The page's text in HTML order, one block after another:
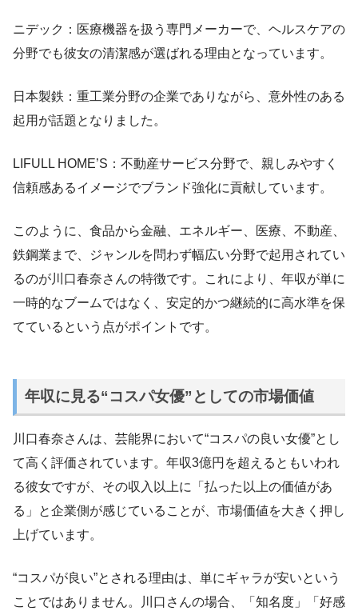
ニデック：医療機器を扱う専門メーカーで、ヘルスケアの
分野でも彼女の清潔感が選ばれる理由となっています。
日本製鉄：重工業分野の企業でありながら、意外性のある
起用が話題となりました。
LIFULL HOME’S：不動産サービス分野で、親しみやすく
信頼感あるイメージでブランド強化に貢献しています。
このように、食品から金融、エネルギー、医療、不動産、
鉄鋼業まで、ジャンルを問わず幅広い分野で起用されてい
るのが川口春奈さんの特徴です。これにより、年収が単に
一時的なブームではなく、安定的かつ継続的に高水準を保
てているという点がポイントです。
年収に見る“コスパ女優”としての市場価値
川口春奈さんは、芸能界において“コスパの良い女優”とし
て高く評価されています。年収3億円を超えるともいわれ
る彼女ですが、その収入以上に「払った以上の価値があ
る」と企業側が感じていることが、市場価値を大きく押し
上げています。
“コスパが良い”とされる理由は、単にギャラが安いという
ことではありません。川口さんの場合、「知名度」「好感